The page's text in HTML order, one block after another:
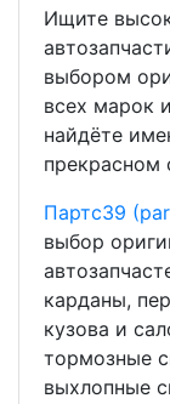
Ищите
выбором
всех марок
найдёте
прекрасном
Партс39
выбор
карданы,
кузова и
тормозные
выхлопные